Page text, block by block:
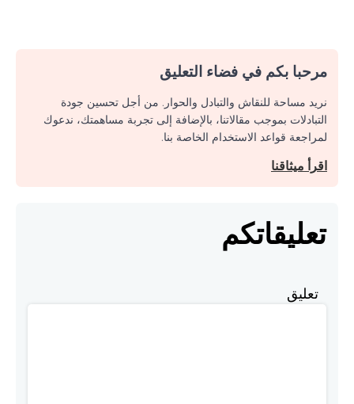
مرحبا بكم في فضاء التعليق
نريد مساحة للنقاش والتبادل والحوار. من أجل تحسين جودة
التبادلات بموجب مقالاتنا، بالإضافة إلى تجربة مساهمتك، ندعوك
لمراجعة قواعد الاستخدام الخاصة بنا.
اقرأ ميثاقنا
تعليقاتكم
تعليق